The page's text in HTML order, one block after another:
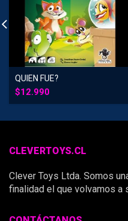
QUIEN FUE?
$12.990
CLEVERTOYS.CL
Clever Toys Ltda. Somos
finalidad el que volvamos a